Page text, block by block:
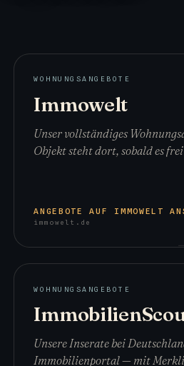
WOHNUNGSANGEBOTE
Immowelt
Unser vollständiges
Objekt steht dort, sobald es
ANGEBOTE AUF IMMOWELT
immowelt.de
WOHNUNGSANGEBOTE
Unsere Inserate bei
Immobilienportal — mit